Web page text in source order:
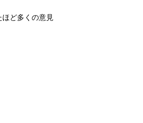
ど多くの意見